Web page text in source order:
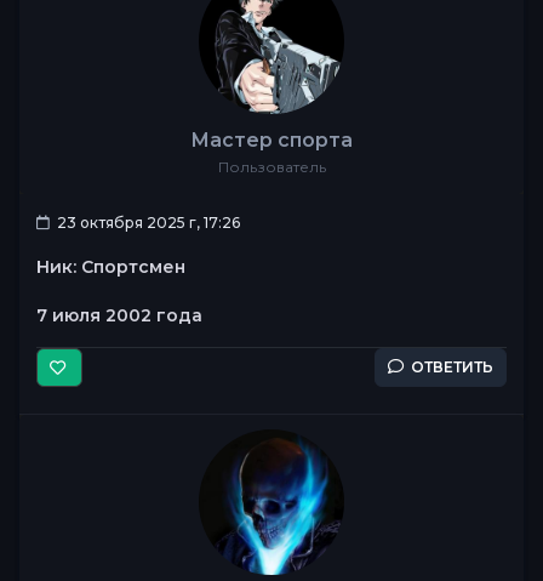
Мастер спорта
Пользователь
23 октября 2025 г, 17:26
Ник: Спортсмен
7 июля 2002 года
ОТВЕТИТЬ